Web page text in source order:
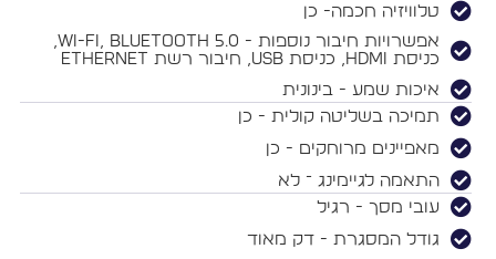
טלוויזיה חכמה- כן
אפשרויות חיבור נוספות - Wi-Fi, Bluetooth 5.0,
כניסת HDMI, כניסת USB, חיבור רשת Ethernet
איכות שמע - בינונית
תמיכה בשליטה קולית - כן
מאפיינים מרוחקים - כן
התאמה לגיימינג ־ לא
עובי מסך - רגיל
גודל המסגרת - דק מאוד